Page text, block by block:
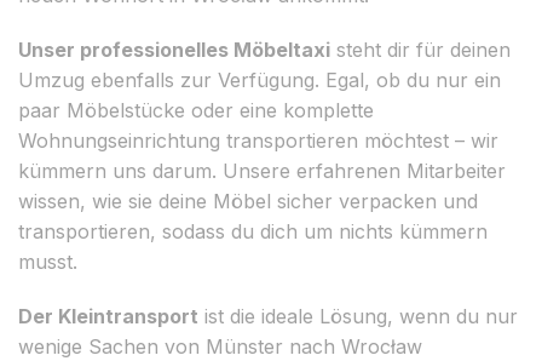
Unser professionelles Möbeltaxi steht dir für deinen
Umzug ebenfalls zur Verfügung. Egal, ob du nur ein
paar Möbelstücke oder eine komplette
Wohnungseinrichtung transportieren möchtest – wir
kümmern uns darum. Unsere erfahrenen Mitarbeiter
wissen, wie sie deine Möbel sicher verpacken und
transportieren, sodass du dich um nichts kümmern
musst.
Der Kleintransport ist die ideale Lösung, wenn du nur
wenige Sachen von Münster nach Wrocław